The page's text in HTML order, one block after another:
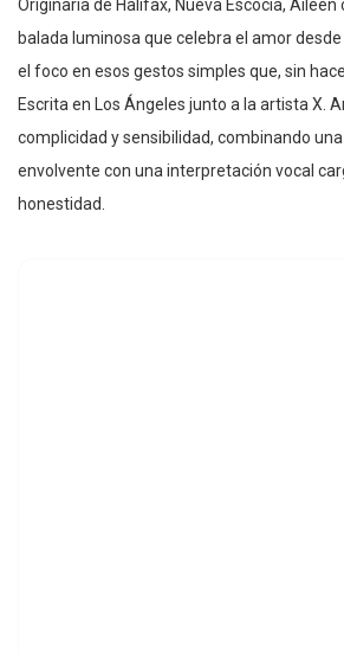
Originaria de Halifax, Nueva Escocia,
balada luminosa que celebra el amor
el foco en esos gestos simples que, sin
Escrita en Los Ángeles junto a la artista X.
complicidad y sensibilidad, combinando
envolvente con una interpretación vocal
honestidad.